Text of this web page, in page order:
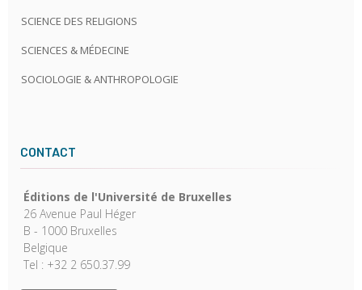
SCIENCE DES RELIGIONS
SCIENCES & MÉDECINE
SOCIOLOGIE & ANTHROPOLOGIE
CONTACT
Éditions de l'Université de Bruxelles
26 Avenue Paul Héger
B - 1000 Bruxelles
Belgique
Tel : +32 2 650.37.99